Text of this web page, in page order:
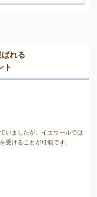
れる
ト
いましたが、イエウールでは
を受けることが可能です。